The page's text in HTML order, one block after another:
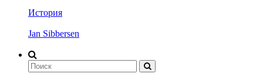
История
Jan Sibbersen